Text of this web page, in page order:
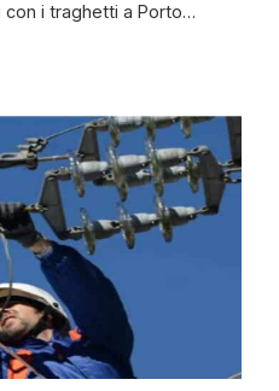
i traghetti a Porto
della motonave
a Porto […]